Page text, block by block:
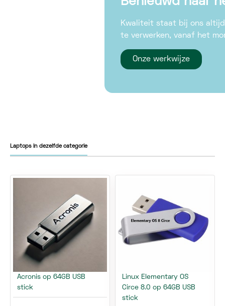
Kwaliteit staat bij ons
te verwerken, vanaf het
Onze werkwijze
Laptops in dezelfde categorie
Acronis op 64GB USB
stick
Linux Elementary OS
Circe 8.0 op 64GB USB
stick